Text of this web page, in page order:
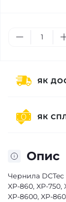
Опис
Чернила DCTec
XP-860, XP-750,
XP-8600, XP-
ЯК
ЯК